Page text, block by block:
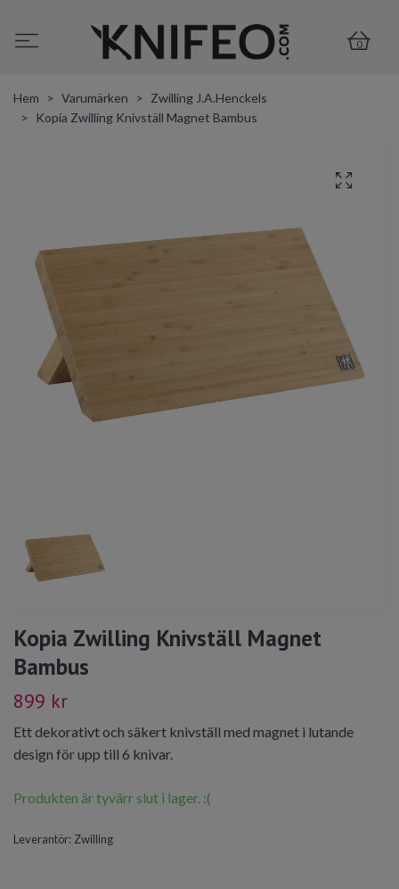
0
Hem Varumärken
Zwilling J.A.Henckels
Kopia Zwilling Knivställ Magnet Bambus
Kopia Zwilling Knivställ Magnet
Bambus
899 kr
Ett dekorativt och säkert knivställ med magnet i lutande
design för upp till 6 knivar.
Produkten är tyvärr slut i lager. :(
Leverantör: Zwilling